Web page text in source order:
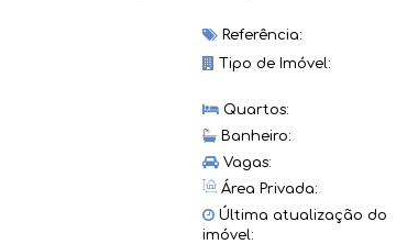
Referência:
Tipo de Imóvel:
Quartos:
Banheiro:
Vagas:
Área Privada:
Última atualização do
imóvel: